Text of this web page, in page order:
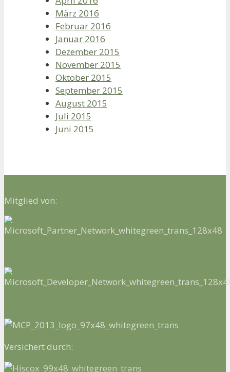
März 2016
Februar 2016
Januar 2016
Dezember 2015
November 2015
Oktober 2015
September 2015
August 2015
Juli 2015
Juni 2015
Mitglied von:
Versichert durch: